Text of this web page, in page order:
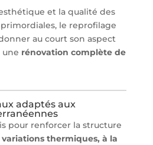
et la qualité des
le reprofilage
au court son aspect
une rénovation complète de
adaptés aux
pour renforcer la structure
variations thermiques, à la